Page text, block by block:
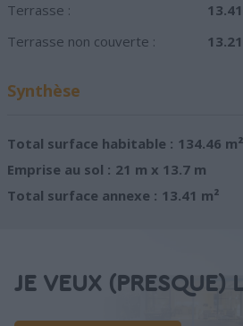
Terrasse :
Terrasse non couverte :
Synthèse
Total surface habitable : 134.46 m²
Emprise au sol : 21 m x 13.7 m
Total surface annexe : 13.41 m²
JE VEUX (PRESQUE)